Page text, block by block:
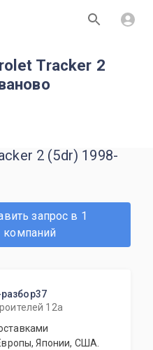
Tracker 2
2 (5dr) 1998-
запрос в 1
компаний
12а
Японии, США.